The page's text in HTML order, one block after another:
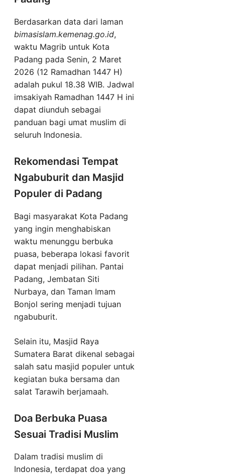
Berdasarkan data dari laman
bimasislam.kemenag.go.id,
waktu Magrib untuk Kota
Padang pada Senin, 2 Maret
2026 (12 Ramadhan 1447 H)
adalah pukul 18.38 WIB. Jadwal
imsakiyah Ramadhan 1447 H ini
dapat diunduh sebagai
panduan bagi umat muslim di
seluruh Indonesia.
Rekomendasi Tempat
Ngabuburit dan Masjid
Populer di Padang
Bagi masyarakat Kota Padang
yang ingin menghabiskan
waktu menunggu berbuka
puasa, beberapa lokasi favorit
dapat menjadi pilihan. Pantai
Padang, Jembatan Siti
Nurbaya, dan Taman Imam
Bonjol sering menjadi tujuan
ngabuburit.
Selain itu, Masjid Raya
Sumatera Barat dikenal sebagai
salah satu masjid populer untuk
kegiatan buka bersama dan
salat Tarawih berjamaah.
Doa Berbuka Puasa
Sesuai Tradisi Muslim
Dalam tradisi muslim di
Indonesia, terdapat doa yang